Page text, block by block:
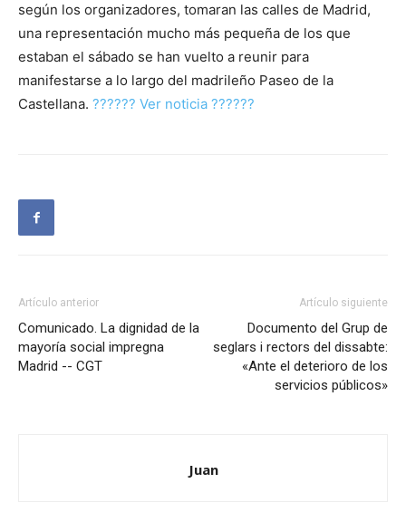
según los organizadores, tomaran las calles de Madrid,
una representación mucho más pequeña de los que
estaban el sábado se han vuelto a reunir para
manifestarse a lo largo del madrileño Paseo de la
Castellana. ?????? Ver noticia ??????
Artículo anterior
Comunicado. La dignidad de la
mayoría social impregna
Madrid -- CGT
Artículo siguiente
Documento del Grup de
seglars i rectors del dissabte:
«Ante el deterioro de los
servicios públicos»
Juan